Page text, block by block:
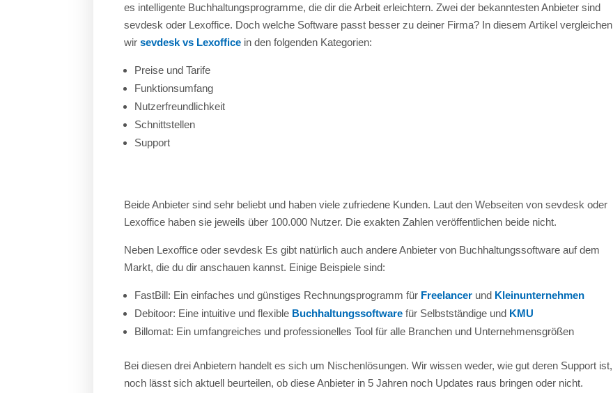
es intelligente Buchhaltungsprogramme, die dir die Arbeit erleichtern. Zwei der bekanntesten Anbieter sind
sevdesk oder Lexoffice. Doch welche Software passt besser zu deiner Firma? In diesem Artikel vergleichen
wirsevdesk vs Lexoffice in den folgenden Kategorien:
Preise und Tarife
Funktionsumfang
Nutzerfreundlichkeit
Schnittstellen
Support
Beide Anbieter sind sehr beliebt und haben viele zufriedene Kunden. Laut den Webseiten von sevdesk oder
Lexoffice haben sie jeweils über 100.000 Nutzer. Die exakten Zahlen veröffentlichen beide nicht.
Neben Lexoffice oder sevdesk Es gibt natürlich auch andere Anbieter von Buchhaltungssoftware auf dem
Markt, die du dir anschauen kannst. Einige Beispiele sind:
FastBill: Ein einfaches und günstiges Rechnungsprogramm für Freelancer und Kleinunternehmen
Debitoor: Eine intuitive und flexible Buchhaltungssoftware für Selbstständige und KMU
Billomat: Ein umfangreiches und professionelles Tool für alle Branchen und Unternehmensgrößen
Bei diesen drei Anbietern handelt es sich um Nischenlösungen. Wir wissen weder, wie gut deren Support ist,
noch lässt sich aktuell beurteilen, ob diese Anbieter in 5 Jahren noch Updates raus bringen oder nicht.